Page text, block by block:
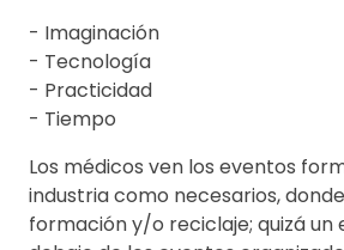
- Imaginación
- Tecnología
- Practicidad
- Tiempo
Los médicos ven los eventos
industria como necesarios,
formación y/o reciclaje; quizá un